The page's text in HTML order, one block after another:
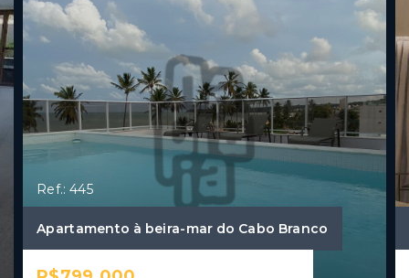
Ref.: 445
Apartamento à beira-mar do Cabo Branco